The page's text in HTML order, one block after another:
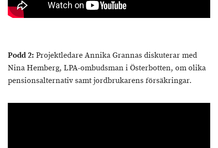
Podd 2: Projektledare Annika Grannas diskuterar med
Nina Hemberg, LPA-ombudsman i Österbotten, om olika
pensionsalternativ samt jordbrukarens försäkringar.